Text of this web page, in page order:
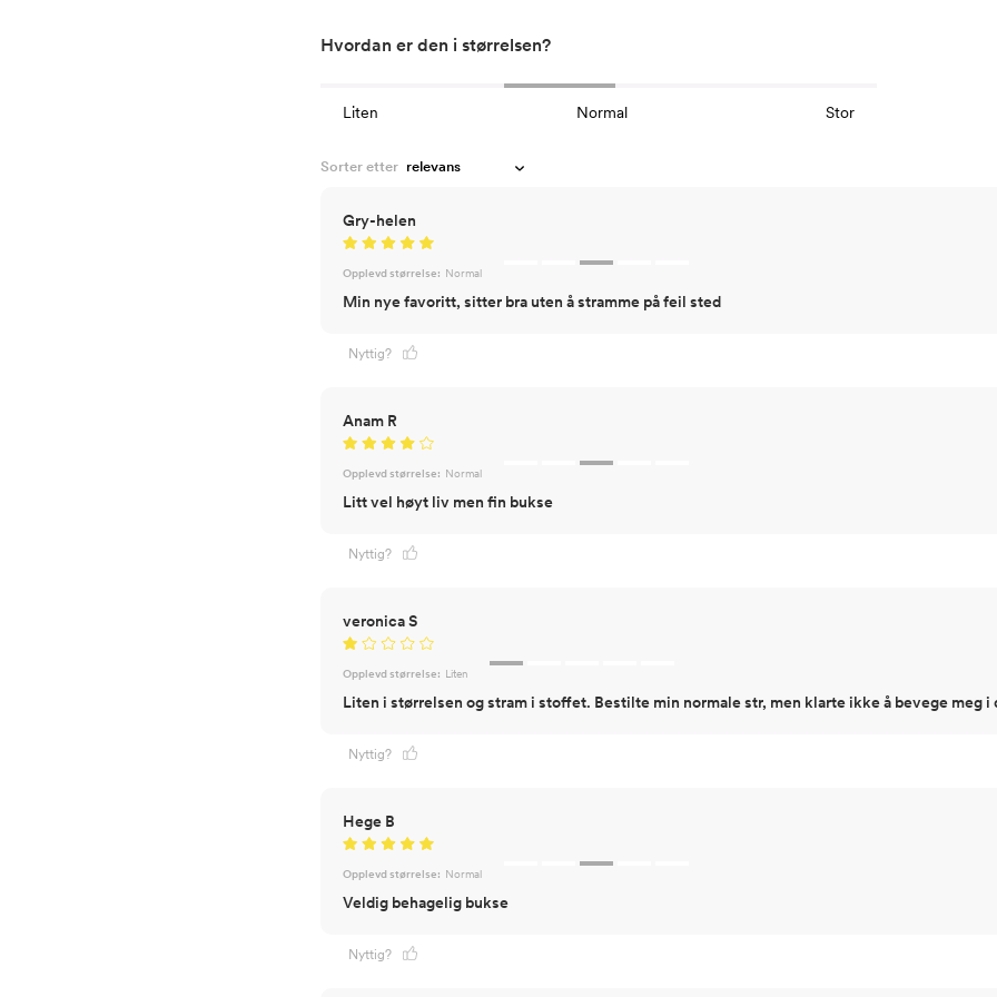
Hvordan er den i størrelsen?
Liten Normal Stor
Sorter etter
Gry-helen
Opplevd størrelse: Normal
Min nye favoritt, sitter bra uten å stramme på feil sted
Nyttig?
Anam R
Opplevd størrelse: Normal
Litt vel høyt liv men fin bukse
Nyttig?
veronica S
Opplevd størrelse: Liten
Liten i størrelsen og stram i stoffet. Bestilte min normale str, men klarte ikke å bevege meg i
Nyttig?
Hege B
Opplevd størrelse: Normal
Veldig behagelig bukse
Nyttig?